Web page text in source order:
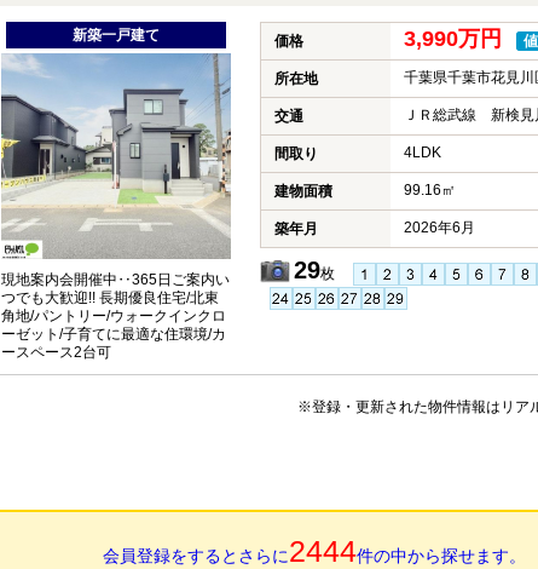
新築一戸建て
現地案内会開催中‥365日ご案内い
つでも大歓迎!! 長期優良住宅/北東
角地/パントリー/ウォークインクロ
ーゼット/子育てに最適な住環境/カ
ースペース2台可
価格 3,990万円
所在地 千葉県千葉市花見川
交通 ＪＲ総武線 新検
間取り 4LDK
建物面積 99.16㎡
築年月 2026年6月
29枚
※登録・更新された物件情報はリア
会員登録をするとさらに2444件の中から探せます。